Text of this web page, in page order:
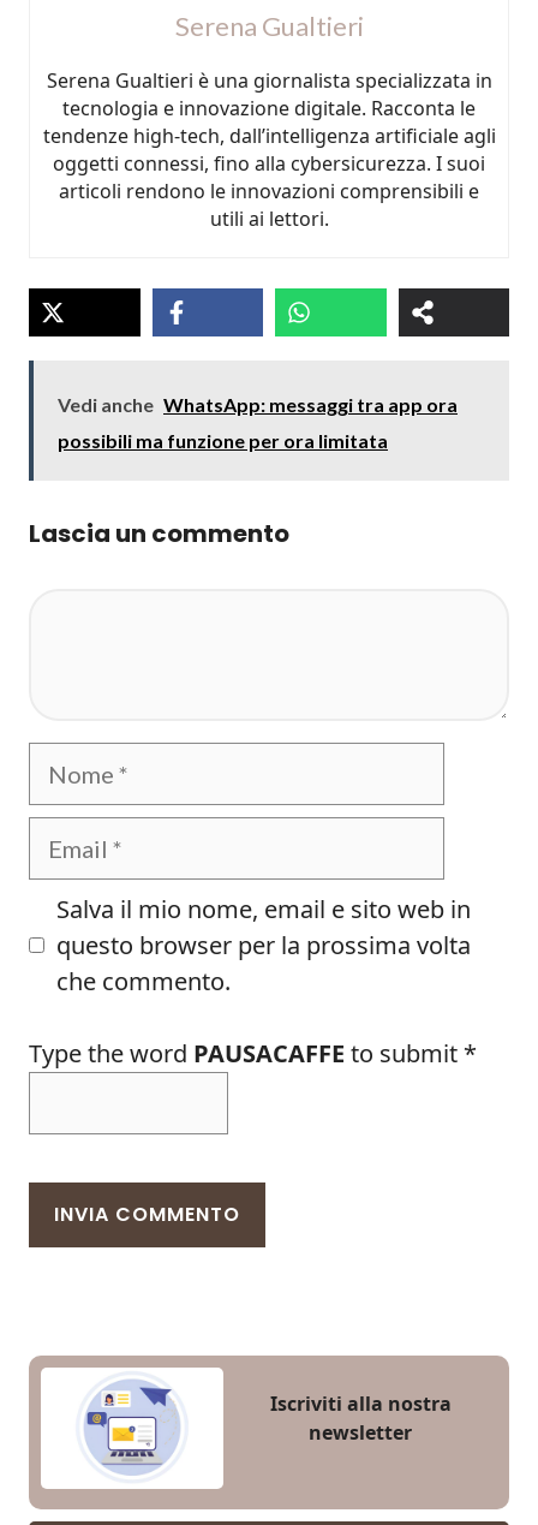
Serena Gualtieri
Serena Gualtieri è una giornalista specializzata in
tecnologia e innovazione digitale. Racconta le
tendenze high-tech, dall’intelligenza artificiale agli
oggetti connessi, fino alla cybersicurezza. I suoi
articoli rendono le innovazioni comprensibili e
utili ai lettori.
Vedi anche WhatsApp: messaggi tra app ora
possibili ma funzione per ora limitata
Lascia un commento
Salva il mio nome, email e sito web in
questo browser per la prossima volta
che commento.
Type the word PAUSACAFFE to submit *
Iscriviti alla nostra
newsletter